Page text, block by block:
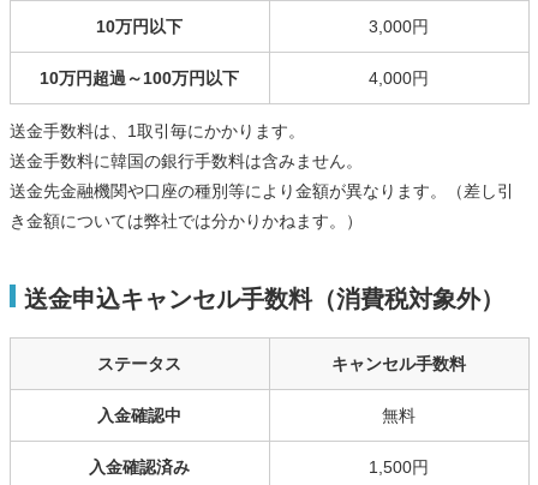
10万円以下 3,000円
10万円超過～100万円以下 4,000円
送金手数料は、1取引毎にかかります。
送金手数料に韓国の銀行手数料は含みません。
送金先金融機関や口座の種別等により金額が異なります。（差し引
き金額については弊社では分かりかねます。）
送金申込キャンセル手数料（消費税対象外）
ステータス キャンセル手数料
入金確認中 無料
入金確認済み 1,500円